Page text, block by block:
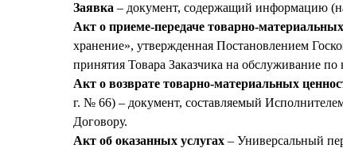
Заявка – документ, содержащий информацию
Акт о приеме-передаче товарно-
хранение», утвержденная Постановлением
принятия Товара Заказчика на обслуживание по
Акт о возврате товарно-материальных
г. № 66) – документ, составляемый
Договору.
Акт об оказанных услугах – Универсальный